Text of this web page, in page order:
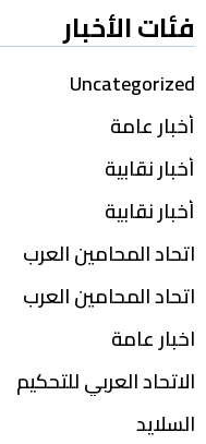
فئات الأخبار
Uncategorized
أخبار عامة
أخبار نقابية
أخبار نقابية
اتحاد المحامين العرب
اتحاد المحامين العرب
اخبار عامة
الاتحاد العربي للتحكيم
السلايد